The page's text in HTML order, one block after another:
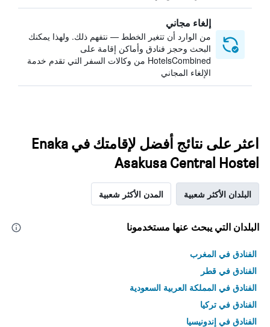
إلغاء مجاني
من الوارد أن تتغير الخطط — نتفهم ذلك. ولهذا يمكنك
البحث وحجز فنادق وأماكن إقامة على
HotelsCombined من وكالات السفر التي تقدم خدمة
الإلغاء المجاني
اعثر على نتائج أفضل لإقامتك في Enaka
Asakusa Central Hostel
البلدان الأكثر شعبية المدن الأكثر شعبية
البلدان التي يبحث عنها مستخدمونا
الفنادق في المغرب
الفنادق في قطر
الفنادق في المملكة العربية السعودية
الفنادق في تركيا
الفنادق في إندونيسيا